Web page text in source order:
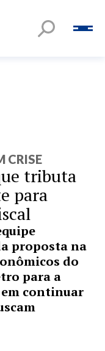
CRISE
tributa
para
proposta na
do
para a
continuar